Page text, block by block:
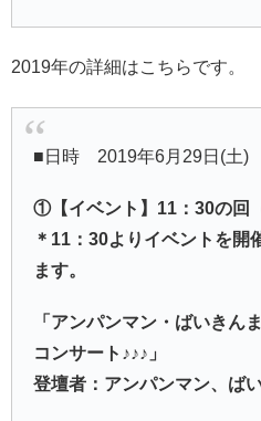
2019年の詳細はこちらです。
■日時 2019年6月29日(土)
①【イベント】11：30の回
＊11：30よりイベントを開
ます。
「アンパンマン・ばいきん
コンサート♪♪♪」
登壇者：アンパンマン、ば